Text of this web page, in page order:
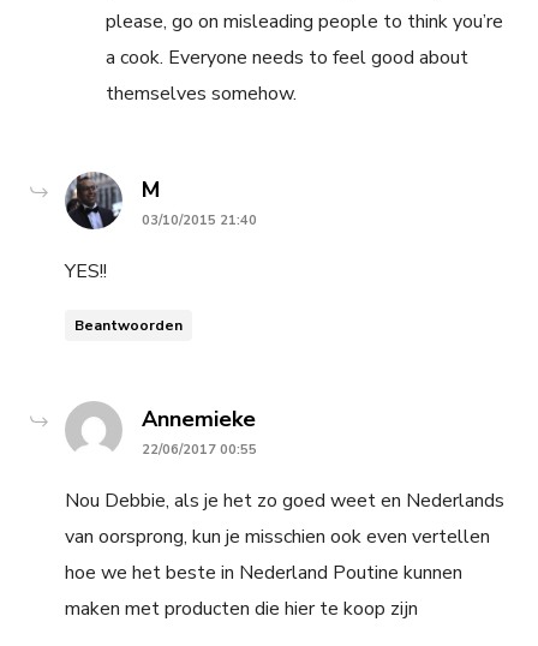
please, go on misleading people to think you’re
a cook. Everyone needs to feel good about
themselves somehow.
M
03/10/2015 21:40
YES!!
Beantwoorden
Annemiekesays:
22/06/2017 00:55
Nou Debbie, als je het zo goed weet en Nederlands
van oorsprong, kun je misschien ook even vertellen
hoe we het beste in Nederland Poutine kunnen
maken met producten die hier te koop zijn